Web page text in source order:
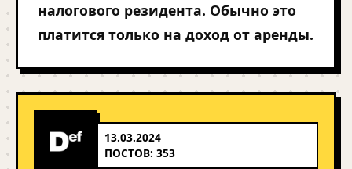
налогового резидента. Обычно это
платится только на доход от аренды.
13.03.2024
ПОСТОВ: 353